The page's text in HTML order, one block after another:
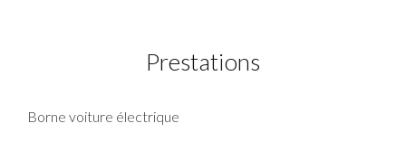
Prestations
Borne voiture électrique